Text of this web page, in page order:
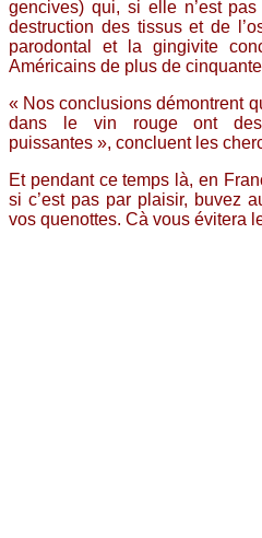
gencives) qui, si elle n’est
destruction des tissus et de
parodontal et la gingivite
Américains de plus de
« Nos conclusions démontrent
dans le vin rouge ont des
puissantes », concluent les
Et pendant ce temps là, en
si c’est pas par plaisir, buvez
vos quenottes. Cà vous évitera